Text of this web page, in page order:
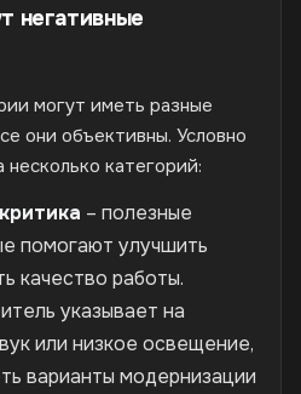
негативные
могут иметь разные
они объективны. Условно
категорий:
– полезные
помогают улучшить
качество работы.
указывает на
или низкое освещение,
варианты модернизации